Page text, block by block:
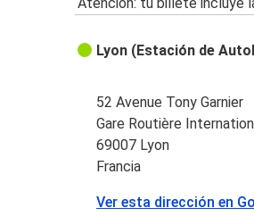
Lyon (Estación de
52 Avenue Tony Garnier
Gare Routière
69007 Lyon
Francia
Ver esta dirección en